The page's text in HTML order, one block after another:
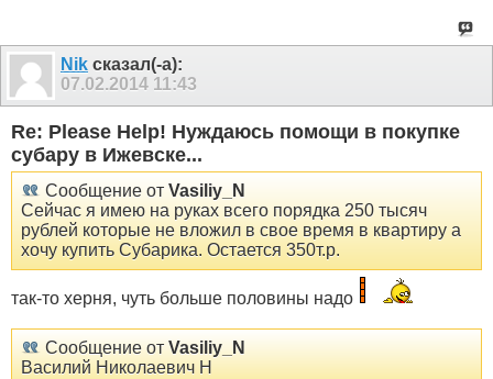
Nik сказал(-а):
07.02.2014 11:43
Re: Please Help! Нуждаюсь помощи в покупке
субару в Ижевске...
Сообщение от Vasiliy_N
Сейчас я имею на руках всего порядка 250 тысяч
рублей которые не вложил в свое время в квартиру а
хочу купить Субарика. Остается 350т.р.
так-то херня, чуть больше половины надо
Сообщение от Vasiliy_N
Василий Николаевич Н